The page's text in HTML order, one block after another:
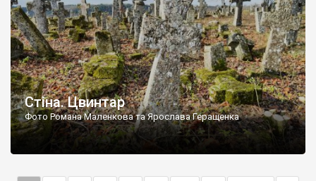
Стіна. Цвинтар
Фото Романа Маленкова та Ярослава Геращенка